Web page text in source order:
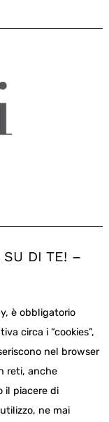
SU DI TE! –
è obbligatorio
circa i “cookies”,
nel browser
reti, anche
il piacere di
ne mai